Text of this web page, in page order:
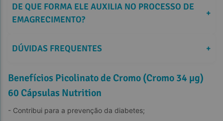
DE QUE FORMA ELE AUXILIA NO PROCESSO DE
EMAGRECIMENTO?
+
DÚVIDAS FREQUENTES +
Benefícios Picolinato de Cromo (Cromo 34 µg)
60 Cápsulas Nutrition
- Contribui para a prevenção da diabetes;